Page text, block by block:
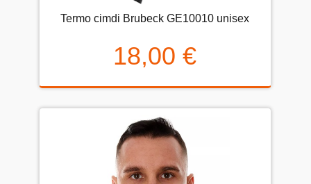
Termo cimdi Brubeck GE10010 unisex
18,00 €